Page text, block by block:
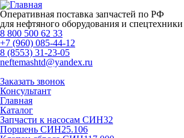
Оперативная поставка запчастей по РФ
для нефтяного оборудования и спецтехники
8 800 500 62 33
+7 (960) 085-44-12
8 (8553) 31-23-05
neftemashtd@yandex.ru
Заказать звонок
Консультант
Главная
Каталог
Запчасти к насосам СИН32
Поршень СИН25.106